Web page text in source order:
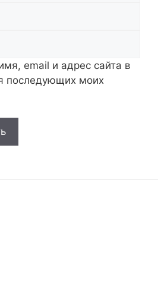
email и адрес сайта в
последующих моих